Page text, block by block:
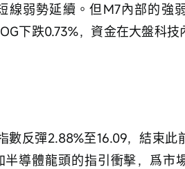
短線弱勢延續。但M7內部的
下跌0.73%，資金在大盤科
數反彈2.88%至16.09，結束此
導體龍頭的指引衝擊，爲市